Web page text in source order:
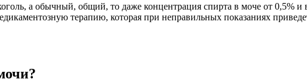
а обычный, общий, то даже концентрация спирта в моче от 0,5% и
терапию, которая при неправильных показаниях